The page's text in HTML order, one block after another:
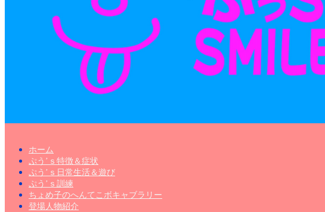
ホーム
ぷう’ｓ特徴＆症状
ぷう’ｓ日常生活＆遊び
ぷう’ｓ訓練
ちょめ子のへんてこボキャブラリー
登場人物紹介